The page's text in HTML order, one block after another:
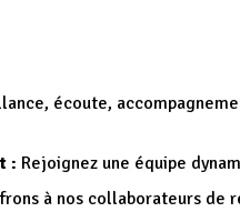
écoute,
: Rejoignez une équipe
à nos collaborateurs